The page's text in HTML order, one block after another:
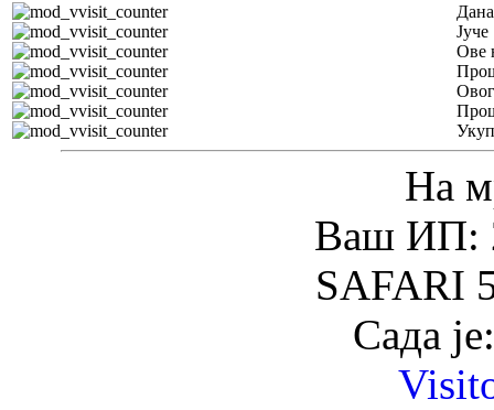
Јуче
Ове
На
Ваш ИП:
SAFARI
Сада